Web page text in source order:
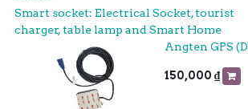
Smart socket: Electrical Socket, tourist
charger, table lamp and Smart Home
Angten GPS
150,000 ₫